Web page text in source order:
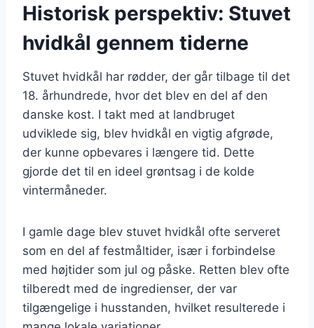
Historisk perspektiv: Stuvet
hvidkål gennem tiderne
Stuvet hvidkål har rødder, der går tilbage til det
18. århundrede, hvor det blev en del af den
danske kost. I takt med at landbruget
udviklede sig, blev hvidkål en vigtig afgrøde,
der kunne opbevares i længere tid. Dette
gjorde det til en ideel grøntsag i de kolde
vintermåneder.
I gamle dage blev stuvet hvidkål ofte serveret
som en del af festmåltider, især i forbindelse
med højtider som jul og påske. Retten blev ofte
tilberedt med de ingredienser, der var
tilgængelige i husstanden, hvilket resulterede i